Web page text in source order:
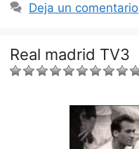
Deja un comentario
Real madrid TV3